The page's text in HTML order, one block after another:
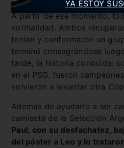
A partir de ese momento,
normalidad. Ambos
tenían y conformaron un
terminó consagrándose
tarde, la historia conocida:
en el PSG, fueron
volvieron a levantar otra
Además de ayudarlo a ser
camiseta de la Selección
Paul, con su desfachatez,
del póster a Leo y lo
YA ESTOY